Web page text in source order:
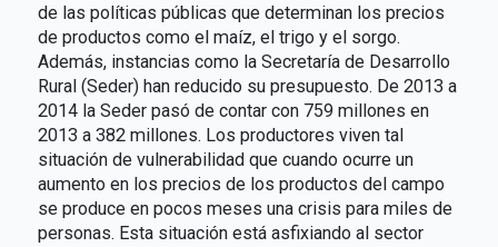
de las políticas públicas que determinan los precios
de productos como el maíz, el trigo y el sorgo.
Además, instancias como la Secretaría de Desarrollo
Rural (Seder) han reducido su presupuesto. De 2013 a
2014 la Seder pasó de contar con 759 millones en
2013 a 382 millones. Los productores viven tal
situación de vulnerabilidad que cuando ocurre un
aumento en los precios de los productos del campo
se produce en pocos meses una crisis para miles de
personas. Esta situación está asfixiando al sector